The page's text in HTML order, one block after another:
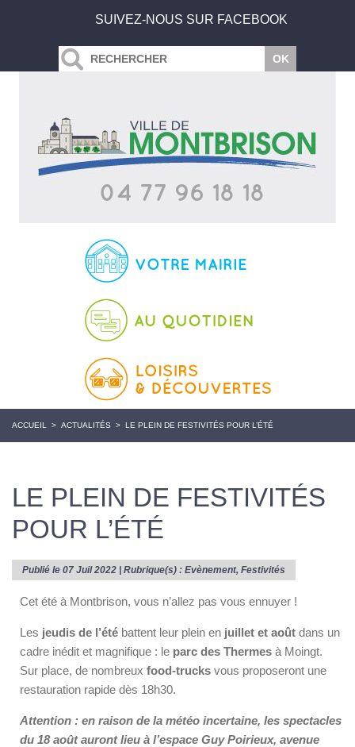
SUIVEZ-NOUS SUR FACEBOOK
ACCUEIL > ACTUALITÉS > LE PLEIN DE FESTIVITÉS POUR L’ÉTÉ
LE PLEIN DE FESTIVITÉS
POUR L’ÉTÉ
Publié le 07 Juil 2022 | Rubrique(s) : Evènement, Festivités
Cet été à Montbrison, vous n’allez pas vous ennuyer !
Les jeudis de l’été battent leur plein en juillet et août dans un
cadre inédit et magnifique : le parc des Thermes à Moingt.
Sur place, de nombreux food-trucks vous proposeront une
restauration rapide dès 18h30.
Attention : en raison de la météo incertaine, les spectacles
du 18 août auront lieu à l’espace Guy Poirieux, avenue